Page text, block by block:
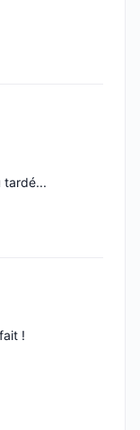
tardé...
!